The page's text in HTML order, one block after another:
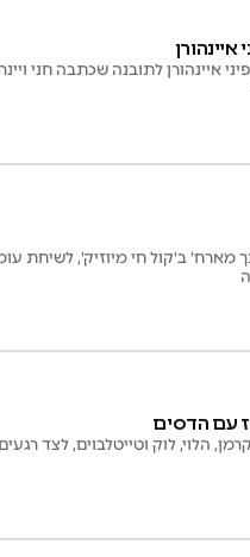
איינהורן
איינהורן לתובנה שכתבה חני
מארח' ב'קול חי מיוזיק',
עם הדסים
הלוי, לוק וטייטלבוים, לצד